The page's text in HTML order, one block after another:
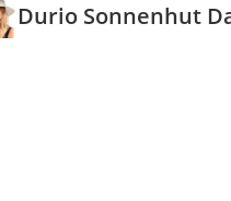
Durio Sonnenhut